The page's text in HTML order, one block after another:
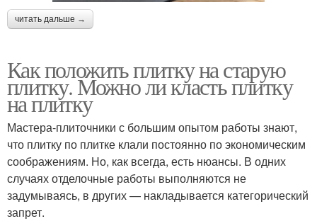
читать дальше →
Как положить плитку на старую
плитку. Можно ли класть плитку
на плитку
Мастера-плиточники с большим опытом работы знают,
что плитку по плитке клали постоянно по экономическим
соображениям. Но, как всегда, есть нюансы. В одних
случаях отделочные работы выполняются не
задумываясь, в других — накладывается категорический
запрет.